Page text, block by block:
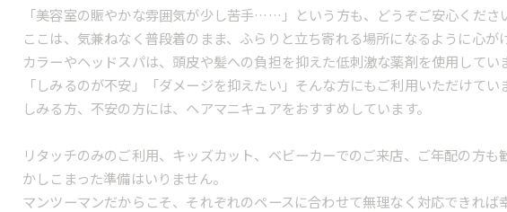
「美容室の賑やかな雰囲気が少し苦手……」という方も、どうぞご安心くださ
ここは、気兼ねなく普段着のまま、ふらりと立ち寄れる場所になるように心が
カラーやヘッドスパは、頭皮や髪への負担を抑えた低刺激な薬剤を使用してい
「しみるのが不安」「ダメージを抑えたい」そんな方にもご利用いただけてい
しみる方、不安の方には、ヘアマニキュアをおすすめしています。
リタッチのみのご利用、キッズカット、ベビーカーでのご来店、ご年配の方も
かしこまった準備はいりません。
マンツーマンだからこそ、それぞれのペースに合わせて無理なく対応できれば